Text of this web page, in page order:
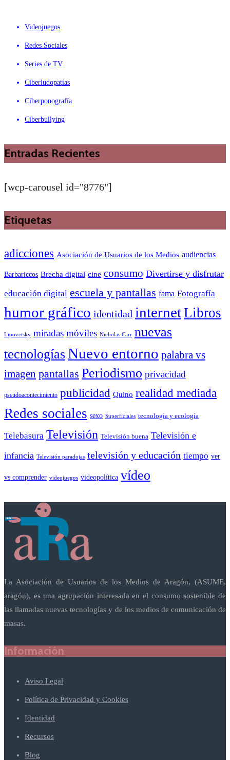
Videojuegos
Redes Sociales
Series de TV
Ciberludopatías
Ciberponografía
Ciberbullying
Entradas Recientes
[wcp-carousel id="8776"]
Etiquetas
adicciones Asociación de Usuarios de los Medios audiencias
Barbariccos Brecha digital cine consumo Divertirse y disfrutar
educación digital escuela y pantallas fama Fotografía
humor gráfico identidad internetLibros
Lipovetsky miradas móviles Nicholas Carr nuevas
tecnologíasNuevo entorno palabra vs
imagen pantallas Periodismo privacidad
pseudoacontecimiento publicidad Quino realidad mediada
Redes sociales sexo Superficiales tecnología y ecología
Telebasura Televisión Televisión buena Televisión e
infancia Televisión paradojas televisión y educación tiempo ver
vs comprender videojuegos videopolítica vídeo
La Asociación de Usuarios de los Medios de Aragón, (ASUME,
aragón), es una agrupación interesada en el consumo sostenible de
las llamadas nuevas tecnologías y de los medios de comunicación de
masas.
Información
Aviso Legal
Política de Privacidad y Cookies
Identidad
Recursos
Blog